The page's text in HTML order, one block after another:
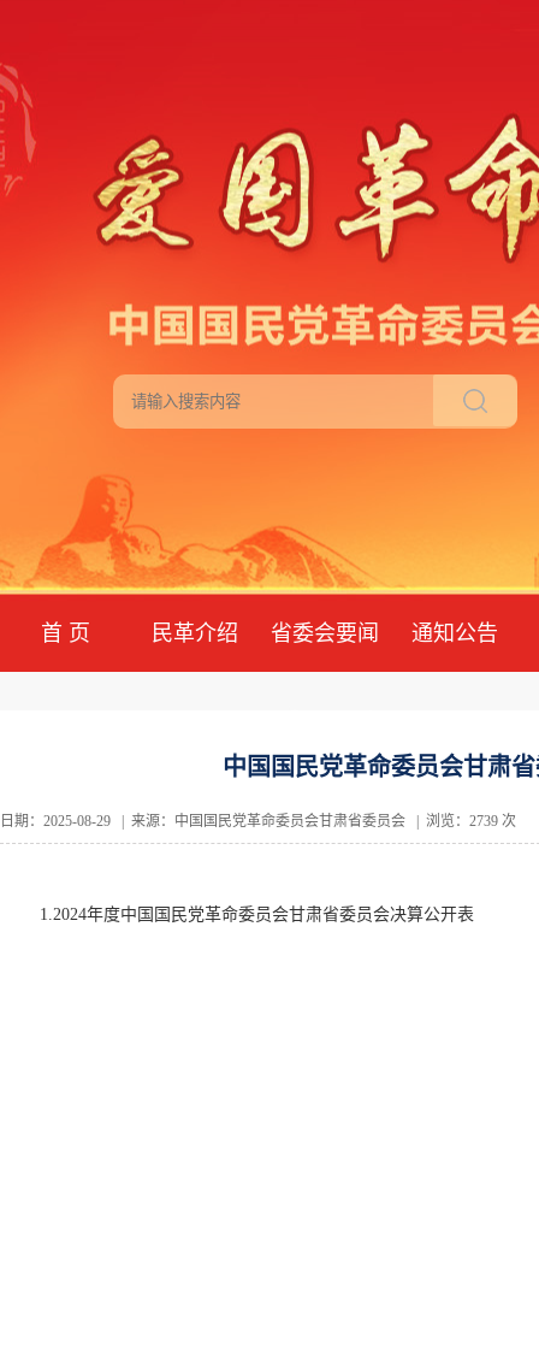
首 页 民革介绍 省委会要闻 通知公告
中国国民党革命委员会甘肃
日期：2025-08-29 | 来源：中国国民党革命委员会甘肃省委员会 | 浏览：2739 次
1.2024年度中国国民党革命委员会甘肃省委员会决算公开表